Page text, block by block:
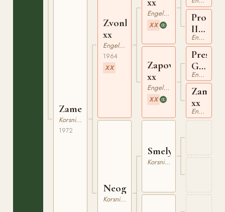
Zamena
Korsning / Ras saknas
1972
Zvonkyj
xx
Engelskt Fullblod
1964
XX
Neogara
Korsning / Ras saknas
Engelskt Fullblod
XX
Zapoved
xx
Engelskt Fullblod
XX
Smely
Korsning / Ras saknas
Proza
III
xxEngelskt Fullblod
Press
Gang
xxEngelskt Fullblod
xx
Engelskt Fullblod